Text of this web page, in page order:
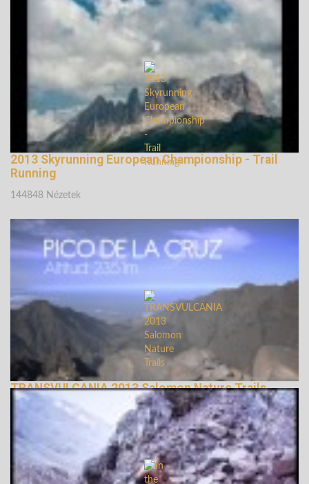
2013 Skyrunning European Championship - Trail
Running
144848 Nézetek
TRANSVULCANIA 2013 Salomon Nature Trails
143022 Nézetek